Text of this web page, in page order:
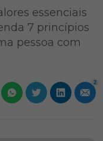
essenciais
7 princípios
pessoa com
2